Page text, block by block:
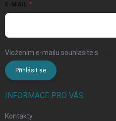
E-MAIL
Vložením e-mailu souhlasíte s
Přihlásit se
INFORMACE PRO VÁS
Kontakty